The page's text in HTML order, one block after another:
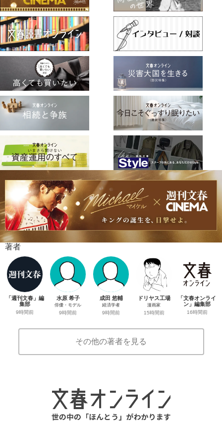
著者
「週刊文春」編
集部
9時間前
水原 希子
俳優・モデル
9時間前
成田 悠輔
経済学者
9時間前
ドリヤス工場
漫画家
15時間前
「文春オンライ
ン」編集部
16時間前
その他の著者を見る